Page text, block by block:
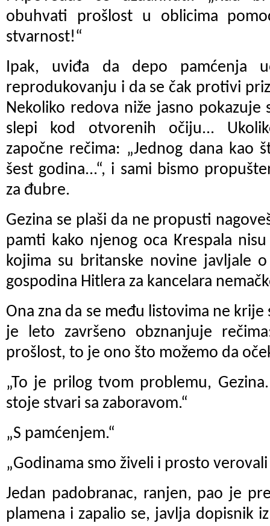
obuhvati prošlost u oblicima
stvarnost!“
Ipak, uviđa da depo pamćenja
reprodukovanju i da se čak protivi
Nekoliko redova niže jasno pokazuje
slepi kod otvorenih očiju...
započne rečima: „Jednog dana kao
šest godina...“, i sami bismo
za đubre.
Gezina se plaši da ne propusti
pamti kako njenog oca Krespala
kojima su britanske novine javljale
gospodina Hitlera za kancelara
Ona zna da se među listovima ne krije
je leto završeno obznanjuje
prošlost, to je ono što možemo da
„To je prilog tvom problemu,
stoje stvari sa zaboravom.“
„S pamćenjem.“
„Godinama smo živeli i prosto verovali
Jedan padobranac, ranjen, pao je
plamena i zapalio se, javlja dopisnik